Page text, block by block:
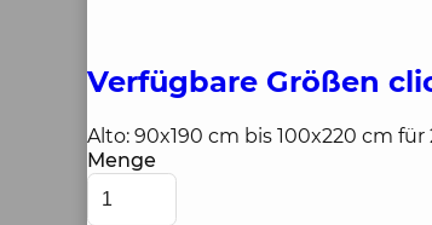
Verfügbare Größen
Alto: 90x190 cm bis 100x220 cm
Menge